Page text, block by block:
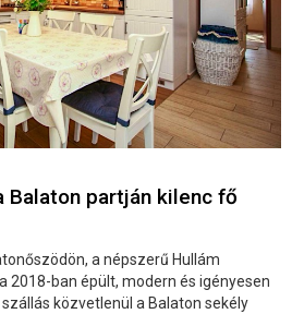
Balaton partján kilenc fő
a népszerű Hullám
2018-ban épült, modern és igényesen
közvetlenül a Balaton sekély